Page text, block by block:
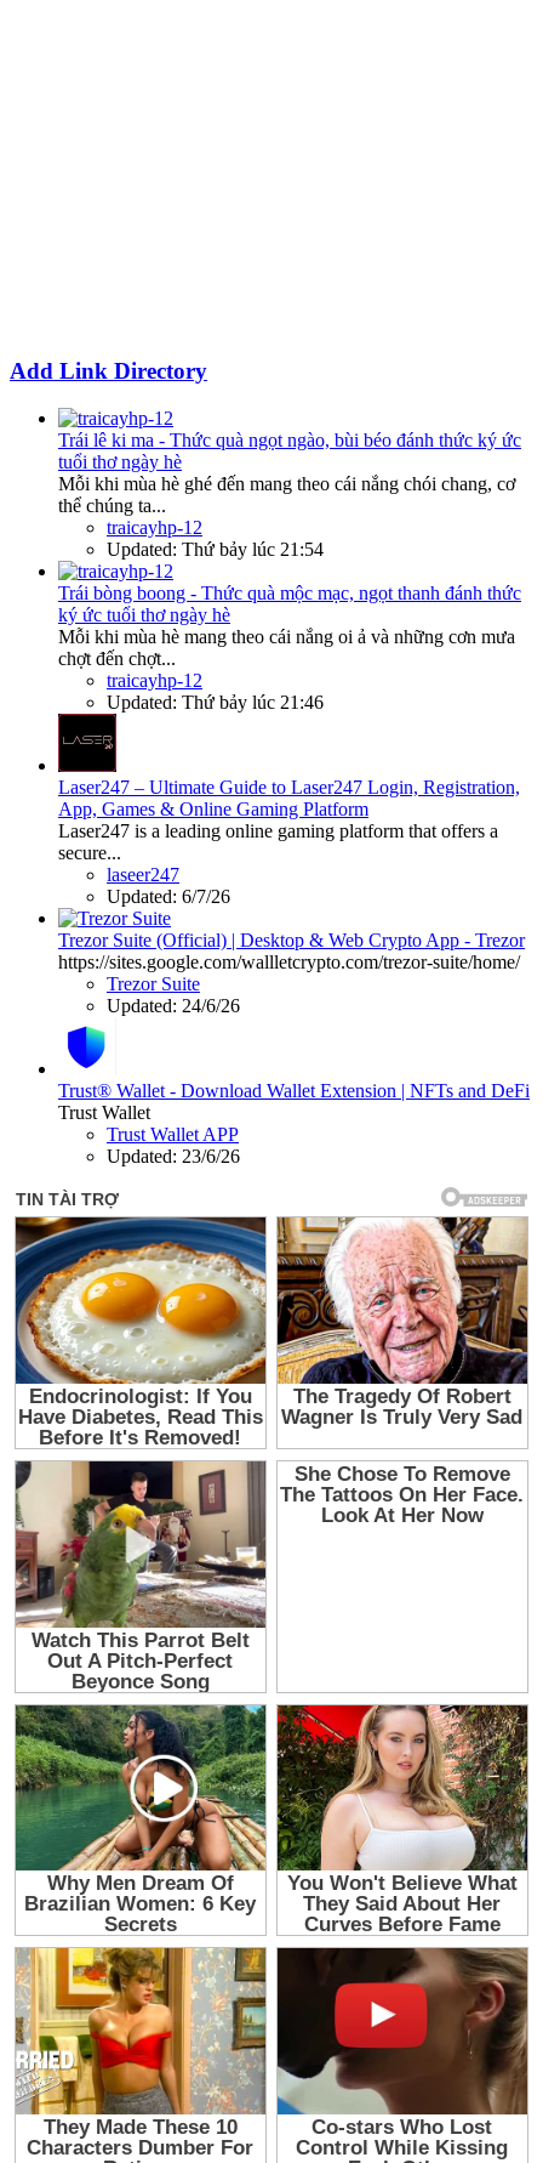
Add Link Directory
Trái lê ki ma - Thức quà ngọt ngào, bùi béo đánh thức ký ức
tuổi thơ ngày hè
Mỗi khi mùa hè ghé đến mang theo cái nắng chói chang, cơ
thể chúng ta...
traicayhp-12
Updated: Thứ bảy lúc 21:54
Trái bòng boong - Thức quà mộc mạc, ngọt thanh đánh thức
ký ức tuổi thơ ngày hè
Mỗi khi mùa hè mang theo cái nắng oi ả và những cơn mưa
chợt đến chợt...
traicayhp-12
Updated: Thứ bảy lúc 21:46
Laser247 – Ultimate Guide to Laser247 Login, Registration,
App, Games & Online Gaming Platform
Laser247 is a leading online gaming platform that offers a
secure...
laseer247
Updated: 6/7/26
Trezor Suite (Official) | Desktop & Web Crypto App - Trezor
https://sites.google.com/wallletcrypto.com/trezor-suite/home/
Trezor Suite
Updated: 24/6/26
Trust® Wallet - Download Wallet Extension | NFTs and DeFi
Trust Wallet
Trust Wallet APP
Updated: 23/6/26